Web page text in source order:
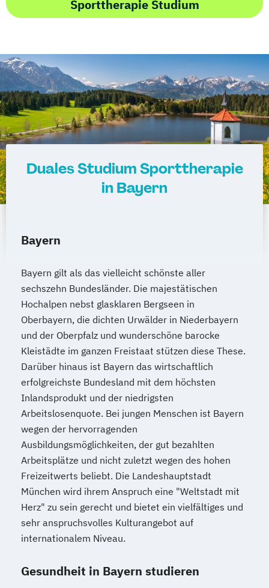
Sporttherapie Studium
Duales Studium Sporttherapie
in Bayern
Bayern
Bayern gilt als das vielleicht schönste aller
sechszehn Bundesländer. Die majestätischen
Hochalpen nebst glasklaren Bergseen in
Oberbayern, die dichten Urwälder in Niederbayern
und der Oberpfalz und wunderschöne barocke
Kleistädte im ganzen Freistaat stützen diese These.
Darüber hinaus ist Bayern das wirtschaftlich
erfolgreichste Bundesland mit dem höchsten
Inlandsprodukt und der niedrigsten
Arbeitslosenquote. Bei jungen Menschen ist Bayern
wegen der hervorragenden
Ausbildungsmöglichkeiten, der gut bezahlten
Arbeitsplätze und nicht zuletzt wegen des hohen
Freizeitwerts beliebt. Die Landeshauptstadt
München wird ihrem Anspruch eine "Weltstadt mit
Herz" zu sein gerecht und bietet ein vielfältiges und
sehr anspruchsvolles Kulturangebot auf
internationalem Niveau.
Gesundheit in Bayern studieren